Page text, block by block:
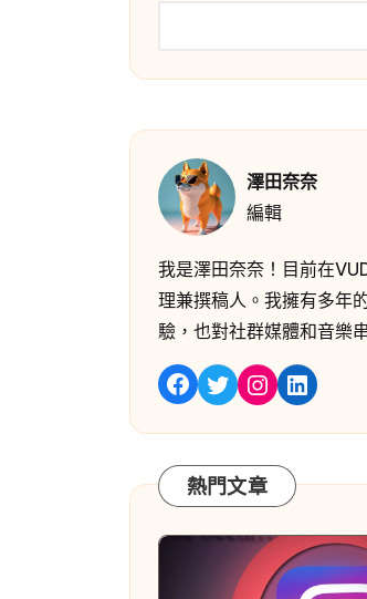
澤田奈奈
編輯
我是澤田奈奈！目前在
理兼撰稿人。我擁有多年
驗，也對社群媒體和音樂
Facebook 嘰嘰喳喳 Instagram LinkedIn
熱門文章